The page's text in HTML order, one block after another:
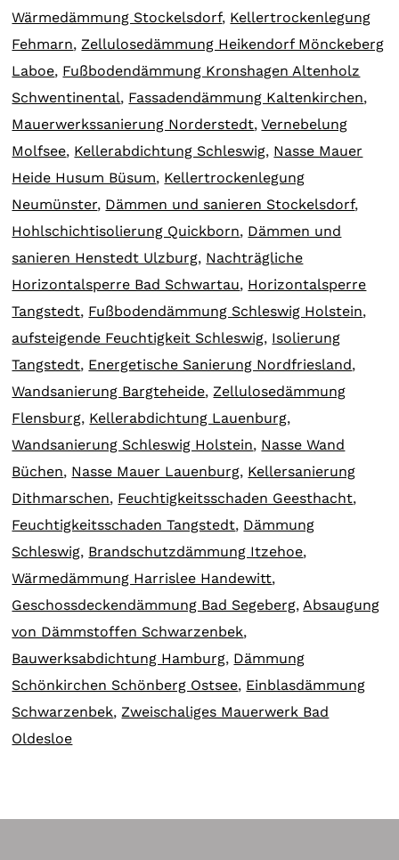
Wärmedämmung Stockelsdorf, Kellertrockenlegung
Fehmarn, Zellulosedämmung Heikendorf Mönckeberg
Laboe, Fußbodendämmung Kronshagen Altenholz
Schwentinental, Fassadendämmung Kaltenkirchen,
Mauerwerkssanierung Norderstedt,Vernebelung
Molfsee, Kellerabdichtung Schleswig, Nasse Mauer
Heide Husum Büsum, Kellertrockenlegung
Neumünster, Dämmen und sanieren Stockelsdorf,
Hohlschichtisolierung Quickborn, Dämmen und
sanieren Henstedt Ulzburg, Nachträgliche
Horizontalsperre Bad Schwartau, Horizontalsperre
Tangstedt, Fußbodendämmung Schleswig Holstein,
aufsteigende Feuchtigkeit Schleswig, Isolierung
Tangstedt, Energetische Sanierung Nordfriesland,
Wandsanierung Bargteheide, Zellulosedämmung
Flensburg, Kellerabdichtung Lauenburg,
Wandsanierung Schleswig Holstein, Nasse Wand
Büchen, Nasse Mauer Lauenburg, Kellersanierung
Dithmarschen, Feuchtigkeitsschaden Geesthacht,
Feuchtigkeitsschaden Tangstedt, Dämmung
Schleswig, Brandschutzdämmung Itzehoe,
Wärmedämmung Harrislee Handewitt,
Geschossdeckendämmung Bad Segeberg, Absaugung
von Dämmstoffen Schwarzenbek,
Bauwerksabdichtung Hamburg, Dämmung
Schönkirchen Schönberg Ostsee, Einblasdämmung
Schwarzenbek, Zweischaliges Mauerwerk Bad
Oldesloe